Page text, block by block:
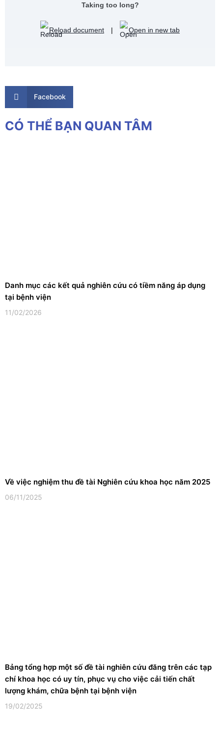
Taking too long?
Reload document | Open in new tab
Facebook
CÓ THỂ BẠN QUAN TÂM
Danh mục các kết quả nghiên cứu có tiềm năng áp dụng
tại bệnh viện
11/02/2026
Về việc nghiệm thu đề tài Nghiên cứu khoa học năm 2025
06/11/2025
Bảng tổng hợp một số đề tài nghiên cứu đăng trên các tạp
chí khoa học có uy tín, phục vụ cho việc cải tiến chất
lượng khám, chữa bệnh tại bệnh viện
19/02/2025